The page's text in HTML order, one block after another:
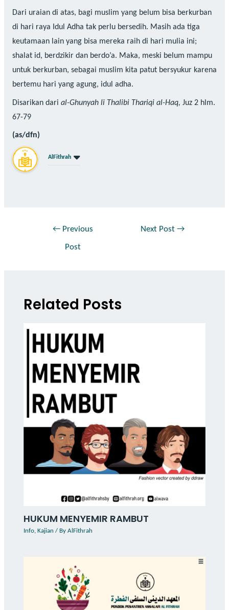
Dari uraian di atas, bagi muslim yang belum bisa berkurban
di hari raya Idul Adha tak perlu bersedih. Masih ada tiga
keutamaan lain yang bisa mereka raih di hari mulia ini;
shalat id, berdzikir dan berdo’a. Maka, meski belum mampu
untuk berkurban, sebagai muslim kita patut bersyukur karena
bertemu hari yang agung, idul adha.
Disarikan dari al-Ghunyah li Thalibi Thariqi al-Haq, Juz 2 hlm.
67-79
(as/dfn)
AlFithrah
←Previous
Post
Next Post→
Related Posts
HUKUM MENYEMIR RAMBUT
Info, Kajian / By AlFithrah